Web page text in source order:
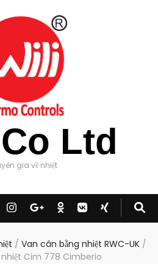
Ltd
gia về nhiệt
/ Van cân bằng nhiệt RWC-UK /
Cim 778 Cimberio